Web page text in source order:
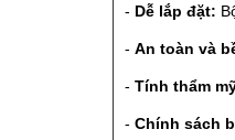
- Dễ lắp đặt:
- An toàn và
- Tính thẩm
- Chính sách